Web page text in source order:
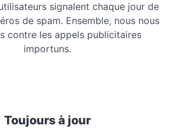
signalent chaque jour de
de spam. Ensemble, nous nous
contre les appels publicitaires
importuns.
Toujours à jour